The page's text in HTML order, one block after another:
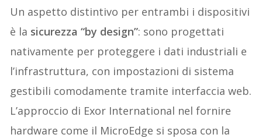
Un aspetto distintivo per entrambi i dispositivi
è la sicurezza “by design”: sono progettati
nativamente per proteggere i dati industriali e
l’infrastruttura, con impostazioni di sistema
gestibili comodamente tramite interfaccia web.
L’approccio di Exor International nel fornire
hardware come il MicroEdge si sposa con la